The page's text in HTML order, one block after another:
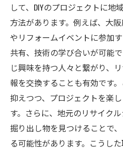
して、DIYのプロジェクトに地
方法があります。例えば、大
やリフォームイベントに参加
共有、技術の学び合いが可能
じ興味を持つ人々と繋がり、
報を交換することも有効です
抑えつつ、プロジェクトを楽
す。さらに、地元のリサイク
掘り出し物を見つけることで
る可能性があります。こうし